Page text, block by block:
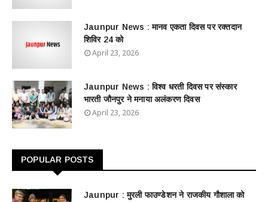
Jaunpur News : ​मानव एकता दिवस पर रक्तदान
शिविर 24 को
April 23, 2026
Jaunpur News : विश्व धरती दिवस पर संस्कार
भारती जौनपुर ने मनाया अलंकरण दिवस
April 23, 2026
POPULAR POSTS
Jaunpur : ​मुरली फाउण्डेशन ने राजकीय गौशाला को